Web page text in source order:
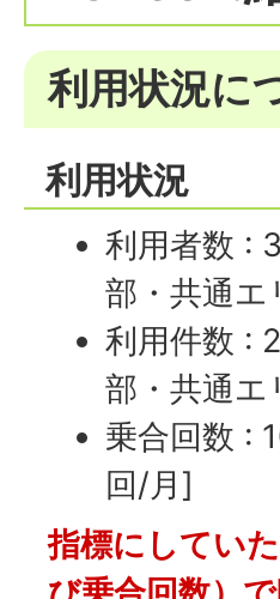
利用状況に
利用状況
利用者数 :
部・共通
利用件数 :
部・共通
乗合回数 :
回/月]
指標にしてい